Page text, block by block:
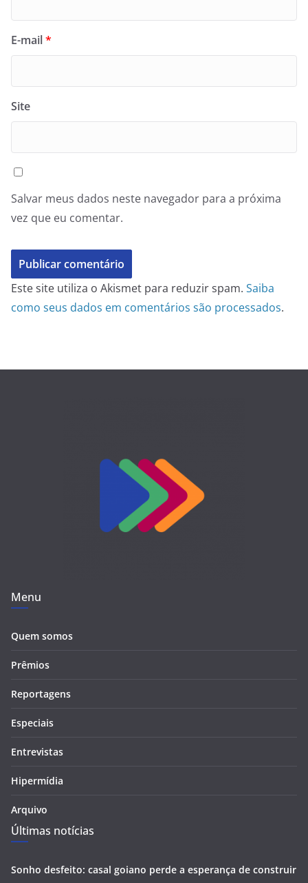
E-mail*
Site
Salvar meus dados neste navegador para a próxima
vez que eu comentar.
Este site utiliza o Akismet para reduzir spam. Saiba
como seus dados em comentários são processados.
Menu
Quem somos
Prêmios
Reportagens
Especiais
Entrevistas
Hipermídia
Arquivo
Últimas notícias
Sonho desfeito: casal goiano perde a esperança de construir